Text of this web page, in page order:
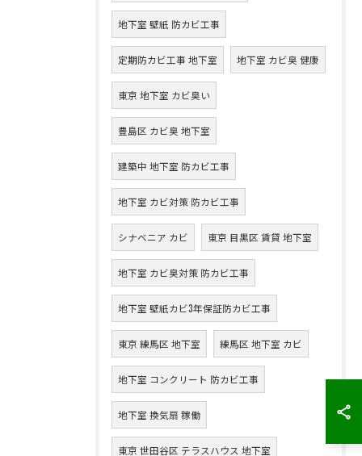
地下室 壁紙 防カビ工事
定期防カビ工事 地下室 地下室 カビ臭 健康
東京 地下室 カビ臭い
豊島区 カビ臭 地下室
建築中 地下室 防カビ工事
地下室 カビ対策 防カビ工事
シナベニア カビ 東京 目黒区 賃貸 地下室
地下室 カビ臭対策 防カビ工事
地下室 壁紙カビ3年保証防カビ工事
東京 練馬区 地下室 練馬区 地下室 カビ
地下室 コンクリート 防カビ工事
地下室 換気扇 稼働
東京 世田谷区 テラスハウス 地下室